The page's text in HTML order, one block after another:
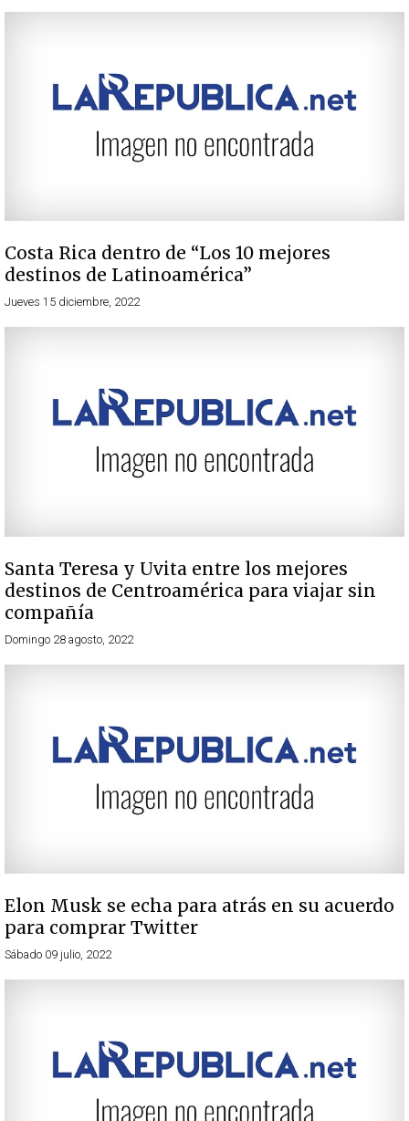
Costa Rica dentro de “Los 10 mejores
destinos de Latinoamérica”
Jueves 15 diciembre, 2022
Santa Teresa y Uvita entre los mejores
destinos de Centroamérica para viajar sin
compañía
Domingo 28 agosto, 2022
Elon Musk se echa para atrás en su acuerdo
para comprar Twitter
Sábado 09 julio, 2022